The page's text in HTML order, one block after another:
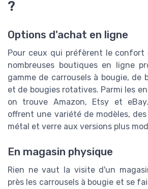
?
Options d'achat en ligne
Pour ceux qui préfèrent le confort
nombreuses boutiques en ligne
gamme de carrousels à bougie, de
et de bougies rotatives. Parmi les
on trouve Amazon, Etsy et
offrent une variété de modèles,
métal et verre aux versions plus
En magasin physique
Rien ne vaut la visite d'un
près les carrousels à bougie et se